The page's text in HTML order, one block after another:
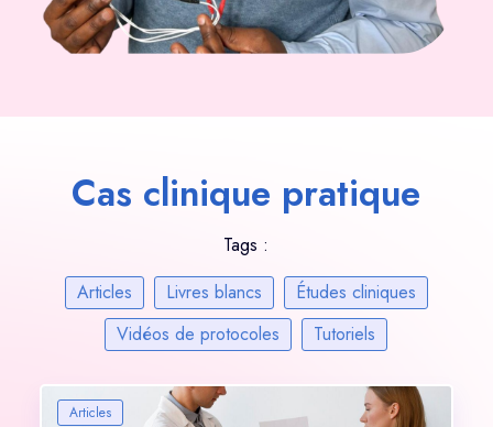
Cas clinique pratique
Tags :
Articles
Livres blancs
Études cliniques
Vidéos de protocoles
Tutoriels
Articles